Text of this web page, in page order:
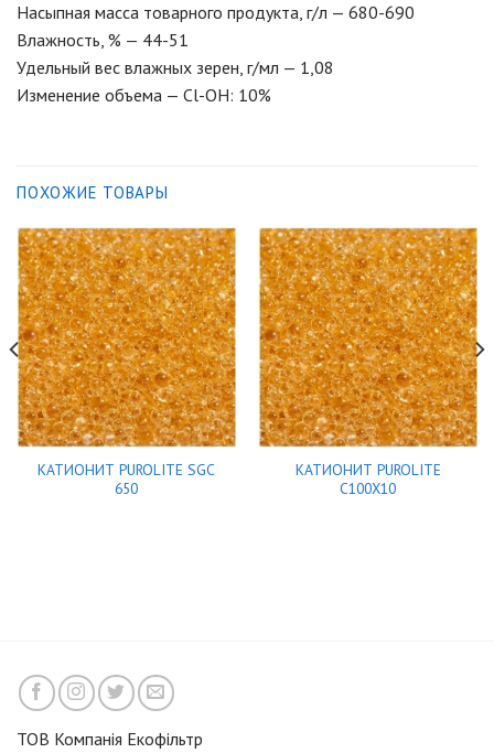
Насыпная масса товарного продукта, г/л — 680-690
Влажность, % — 44-51
Удельный вес влажных зерен, г/мл — 1,08
Изменение объема — Cl-OH: 10%
ПОХОЖИЕ ТОВАРЫ
КАТИОНИТ PUROLITE SGC
650
КАТИОНИТ PUROLITE
C100X10
ТОВ Компанія Екофільтр